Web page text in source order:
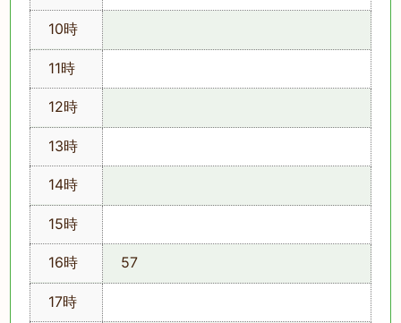
10時
11時
12時
13時
14時
15時
16時 57
17時